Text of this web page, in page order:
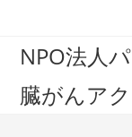
contentNPO法人
臓がんア